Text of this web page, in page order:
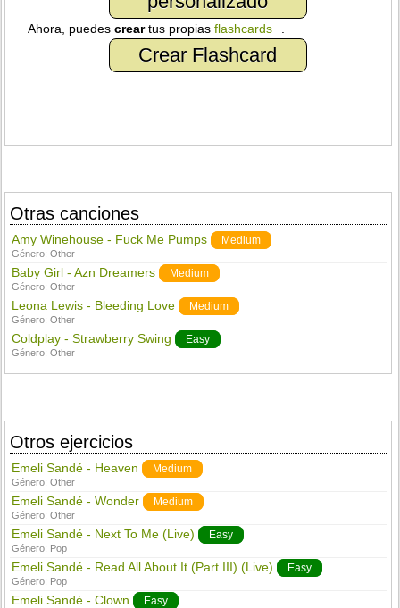
Ahora, puedescreartus propiasflashcards
Crear Flashcard
Otras canciones
Amy Winehouse - Fuck Me Pumps Medium
Género:Other
Baby Girl - Azn Dreamers Medium
Género:Other
Leona Lewis - Bleeding Love Medium
Género:Other
Coldplay - Strawberry Swing Easy
Género:Other
Otros ejercicios
Emeli Sandé - Heaven Medium
Género:Other
Emeli Sandé - Wonder Medium
Género:Other
Emeli Sandé - Next To Me (Live) Easy
Género: Pop
Emeli Sandé - Read All About It (Part III) (Live) Easy
Género: Pop
Emeli Sandé - Clown Easy